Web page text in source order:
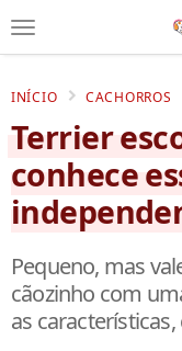
INÍCIO CACHORROS
Terrier
conhece
Pequeno, mas
cãozinho com
as